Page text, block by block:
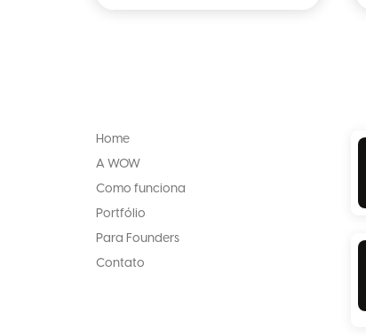
Home
A WOW
Como funciona
Portfólio
Para Founders
Contato